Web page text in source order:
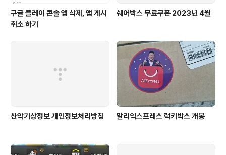
구글 플레이 콘솔 앱 삭제, 앱 게시
취소 하기
쉐어박스 무료쿠폰 2023년 4월
산악기상정보 개인정보처리방침 알리익스프레스 럭키박스 개봉